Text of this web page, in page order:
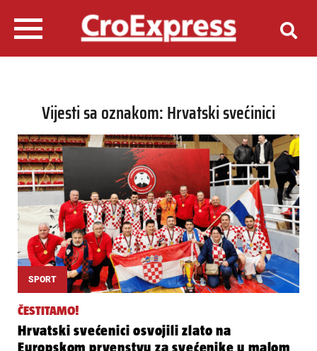
Vijesti sa oznakom: Hrvatski svećinici
SPORT
ČESTITAMO!
Hrvatski svećenici osvojili zlato na
Europskom prvenstvu za svećenike u malom